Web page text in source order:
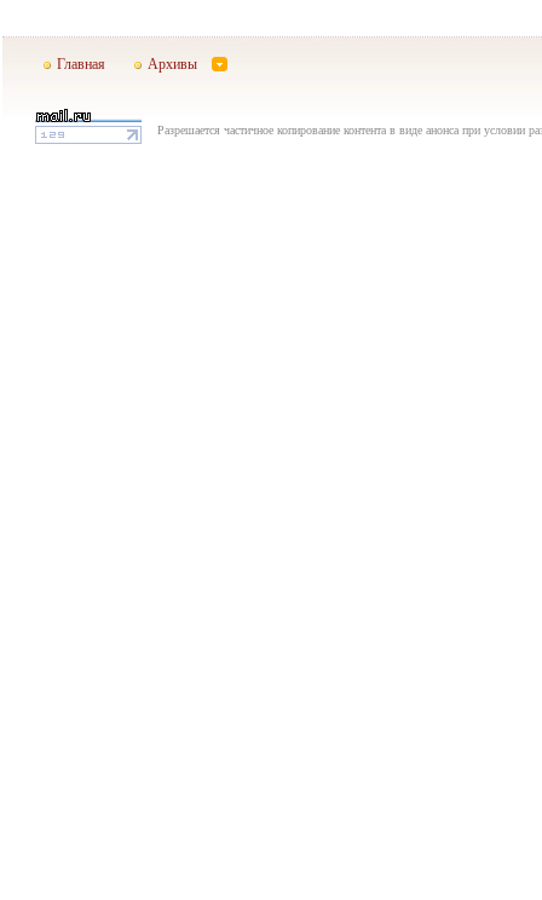
Главная Архивы
Разрешается частичное копирование контента в виде анонса при условии